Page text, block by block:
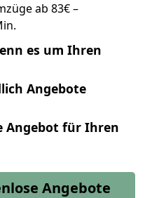
ab 83€ –
es um Ihren
Angebote
Angebot für Ihren
Angebote